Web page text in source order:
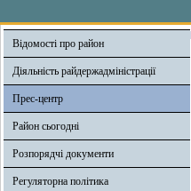
Відомості про район
Діяльність райдержадміністрації
Прес-центр
Район сьогодні
Розпорядчі документи
Регуляторна політика